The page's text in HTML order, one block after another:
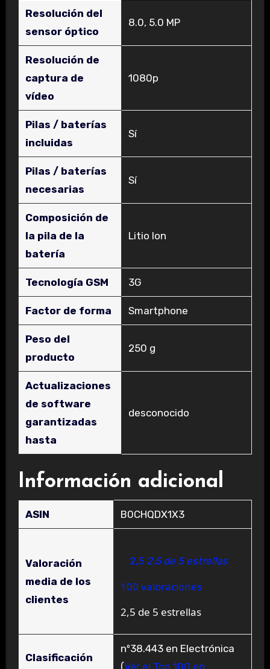
Resolución del
sensor óptico
‎8.0, 5.0 MP
Resolución de
captura de
vídeo
‎1080p
Pilas / baterías
incluidas
‎Sí
Pilas / baterías
necesarias
‎Sí
Composición de
la pila de la
batería
‎Litio Ion
Tecnología GSM ‎3G
Factor de forma ‎Smartphone
Peso del
producto
‎250 g
Actualizaciones
de software
garantizadas
hasta
‎desconocido
Información adicional
ASIN B0CHQDX1X3
Valoración
media de los
clientes
2,5 2,5 de 5 estrellas
100 valoraciones
2,5 de 5 estrellas
Clasificación
nº38.443 en Electrónica
(Ver el Top 100 en